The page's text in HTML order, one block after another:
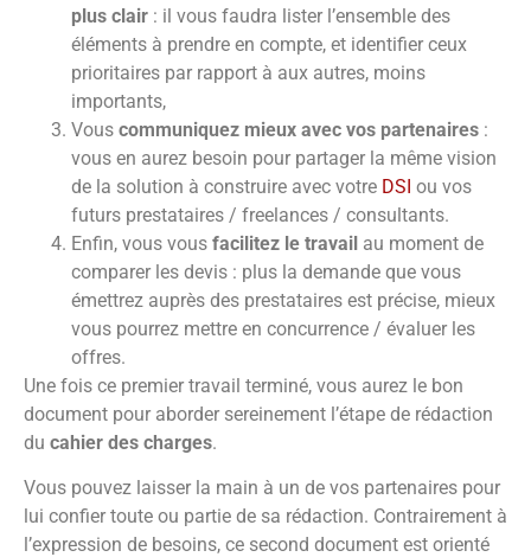
plus clair : il vous faudra lister l’ensemble des
éléments à prendre en compte, et identifier ceux
prioritaires par rapport à aux autres, moins
importants,
Vous communiquez mieux avec vos partenaires :
vous en aurez besoin pour partager la même vision
de la solution à construire avec votre DSI ou vos
futurs prestataires / freelances / consultants.
Enfin, vous vous facilitez le travail au moment de
comparer les devis : plus la demande que vous
émettrez auprès des prestataires est précise, mieux
vous pourrez mettre en concurrence / évaluer les
offres.
Une fois ce premier travail terminé, vous aurez le bon
document pour aborder sereinement l’étape de rédaction
du cahier des charges.
Vous pouvez laisser la main à un de vos partenaires pour
lui confier toute ou partie de sa rédaction. Contrairement à
l’expression de besoins, ce second document est orienté